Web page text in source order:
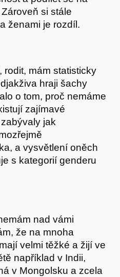
si stále
ženami je rozdíl.
rodit, mám statisticky
hraji šachy
o tom, proč nemáme
zajímavé
jak
a vysvětlení oněch
s kategorií genderu
nad vámi
že na mnoha
velmi těžké a žijí ve
například v Indii,
v Mongolsku a zcela